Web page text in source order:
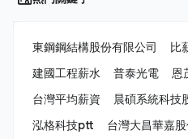
東鋼鋼結構股份有限公司 比
建國工程薪水
普泰光電 恩
台灣平均薪資
晨碩系統科技
泓格科技ptt
台灣大昌華嘉